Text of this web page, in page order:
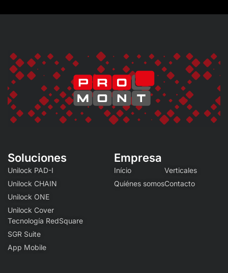
Soluciones
Unilock PAD-I
Unilock CHAIN
Unilock ONE
Unilock Cover
Tecnología RedSquare
SGR Suite
App Mobile
Empresa
Início
Quiénes somos
Verticales
Contacto